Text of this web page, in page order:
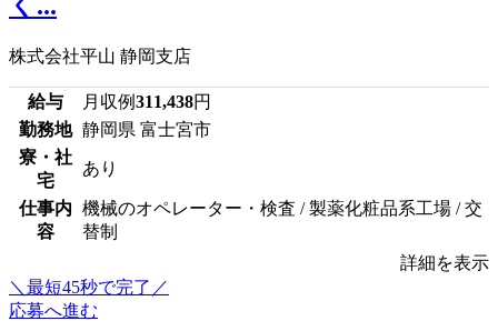
株式会社平山 静岡支店
給与 月収例311,438円
勤務地 静岡県 富士宮市
寮・社
宅
あり
仕事内
容
機械のオペレーター・検査 / 製薬化粧品系工場 / 交
替制
詳細を表示
＼最短45秒で完了／
応募へ進む